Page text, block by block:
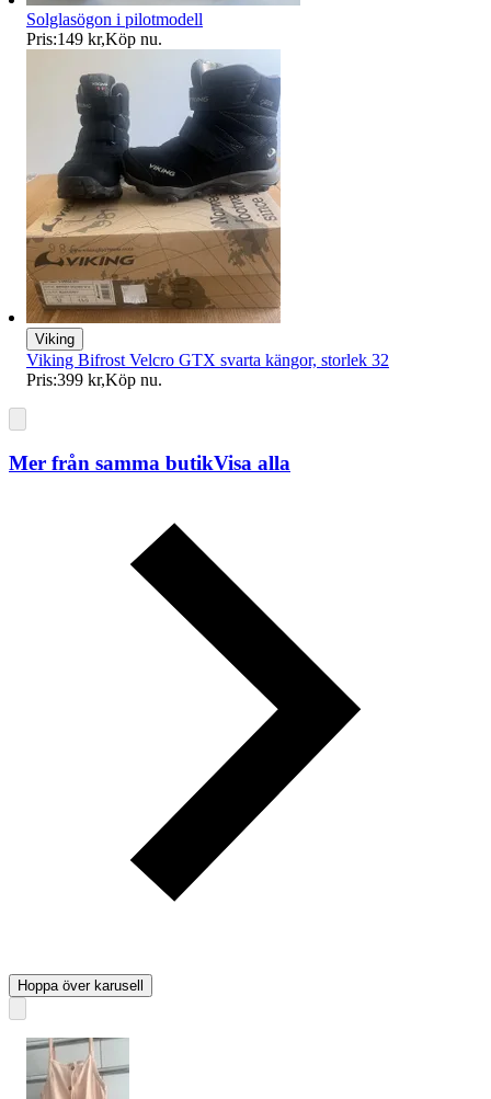
Solglasögon i pilotmodell
Pris:149 kr,Köp nu.
Viking
Viking Bifrost Velcro GTX svarta kängor, storlek 32
Pris:399 kr,Köp nu.
Mer från samma butikVisa alla
Hoppa över karusell